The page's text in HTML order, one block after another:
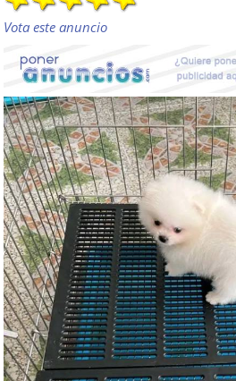
Vota este anuncio